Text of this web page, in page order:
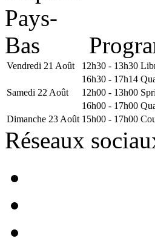
Vendredi 21 Août 12h30 - 13h30
16h30 - 17h14
Samedi 22 Août
12h00 - 13h00
16h00 - 17h00
Dimanche 23 Août 15h00 - 17h00
Réseaux